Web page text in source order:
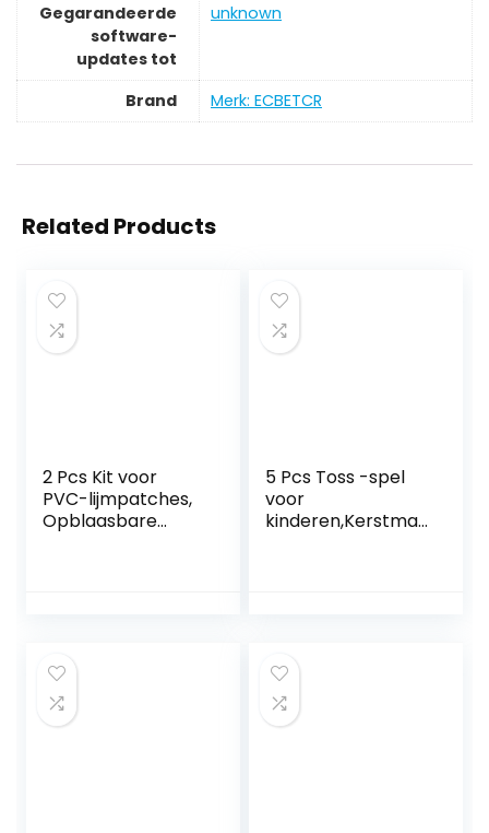
Gegarandeerde
software-
updates tot
‎unknown
Brand Merk: ECBETCR
Related Products
2 Pcs Kit voor
PVC-lijmpatches,
Opblaasbare
opblaasbare
kajaks, zwembad,
stand-up
5 Pcs Toss -spel
voor
kinderen,Kerstman
Indoor Outdoor
Toy met en Synyey